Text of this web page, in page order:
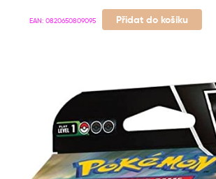
EAN: 0820650809095 Přidat do košíku